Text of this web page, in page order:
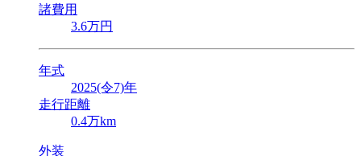
諸費用
3.6万円
年式
2025(令7)年
走行距離
0.4万km
外装